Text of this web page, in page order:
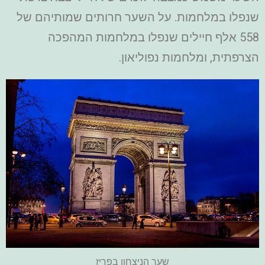
שנפלו במלחמות. על השער חרותים שמותיהם של
558 אלף חיילים שנפלו במלחמות המהפכה
הצרפתית, ומלחמות נפוליאון.
שער הניצחון בפריז